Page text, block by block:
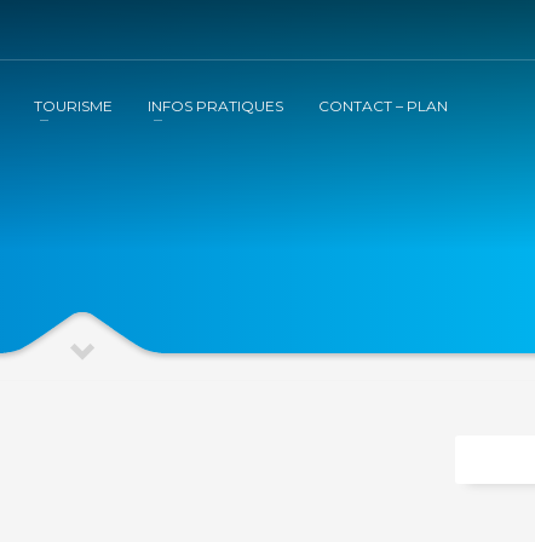
TOURISME INFOS PRATIQUES CONTACT – PLAN